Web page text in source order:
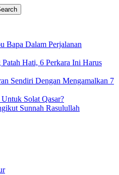
Bapa Dalam Perjalanan
Hati, 6 Perkara Ini Harus
Sendiri Dengan Mengamalkan 7
Solat Qasar?
Sunnah Rasulullah